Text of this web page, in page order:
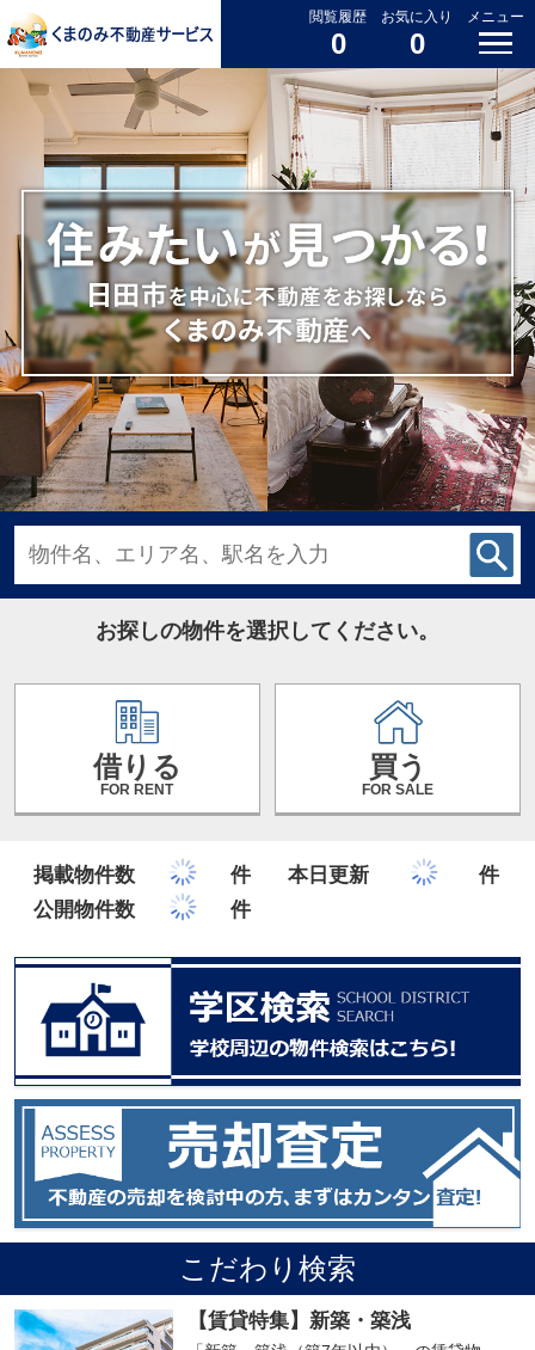
閲覧履歴
0
お気に入り
0
メニュー
お探しの物件を選択してください。
借りる
FOR RENT
買う
FOR SALE
掲載物件数 件 本日更新
件
公開物件数
件
こだわり検索
【賃貸特集】新築・築浅